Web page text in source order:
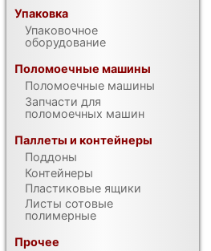
Упаковка
Упаковочное
оборудование
Поломоечные машины
Поломоечные машины
Запчасти для
поломоечных машин
Паллеты и контейнеры
Поддоны
Контейнеры
Пластиковые ящики
Листы сотовые
полимерные
Прочее